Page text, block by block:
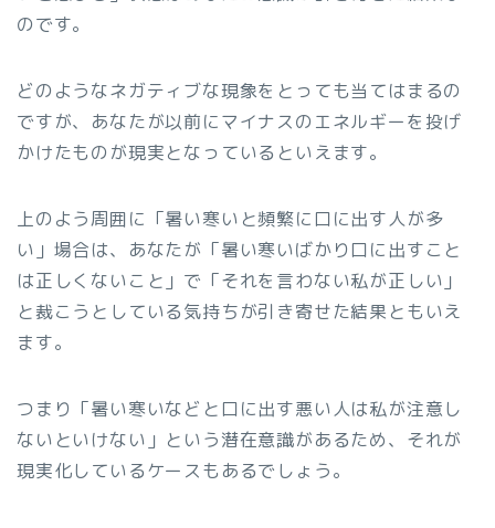
のです。
どのようなネガティブな現象をとっても当てはまるの
ですが、あなたが以前にマイナスのエネルギーを投げ
かけたものが現実となっているといえます。
上のよう周囲に「暑い寒いと頻繁に口に出す人が多
い」場合は、あなたが「暑い寒いばかり口に出すこと
は正しくないこと」で「それを言わない私が正しい」
と裁こうとしている気持ちが引き寄せた結果ともいえ
ます。
つまり「暑い寒いなどと口に出す悪い人は私が注意し
ないといけない」という潜在意識があるため、それが
現実化しているケースもあるでしょう。